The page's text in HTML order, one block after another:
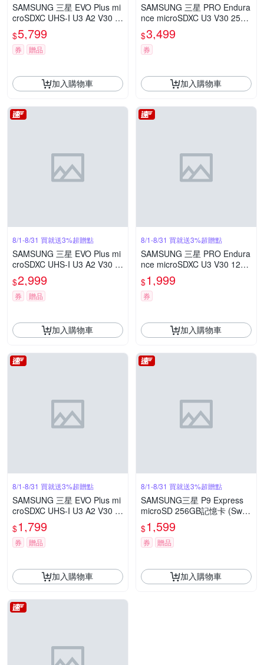
SAMSUNG 三星 EVO Plus mi
croSDXC UHS-I U3 A2 V30 1
TB記憶卡 公司貨 MB-MC1T0
SA
$5,799
券 贈品
加入購物車
SAMSUNG 三星 PRO Endura
nce microSDXC U3 V30 256G
B 高耐用記憶卡 公司貨 (MB-
MJ256KA)
$3,499
券
加入購物車
8/1-8/31 買就送3%超贈點
SAMSUNG 三星 EVO Plus mi
croSDXC UHS-I U3 A2 V30 5
12GB記憶卡 公司貨 MB-MC5
12SA
$2,999
券 贈品
加入購物車
8/1-8/31 買就送3%超贈點
SAMSUNG 三星 PRO Endura
nce microSDXC U3 V30 128G
B 高耐用記憶卡 公司貨 (MB-
MJ128KA)
$1,999
券
加入購物車
8/1-8/31 買就送3%超贈點
SAMSUNG 三星 EVO Plus mi
croSDXC UHS-I U3 A2 V30 2
56GB記憶卡 公司貨 MB-MC2
56SA
$1,799
券 贈品
加入購物車
8/1-8/31 買就送3%超贈點
SAMSUNG三星 P9 Express
microSD 256GB記憶卡 (Switc
h 2適用) 公司貨 MB-MK256T
$1,599
券 贈品
加入購物車